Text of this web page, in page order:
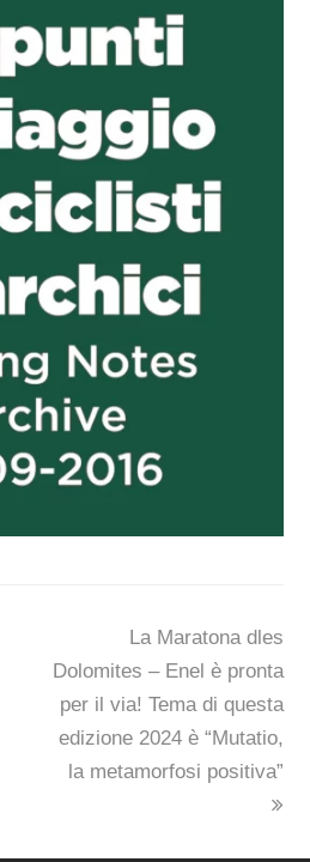
next
post:
La Maratona dles
Dolomites – Enel è pronta
per il via! Tema di questa
edizione 2024 è “Mutatio,
la metamorfosi positiva”